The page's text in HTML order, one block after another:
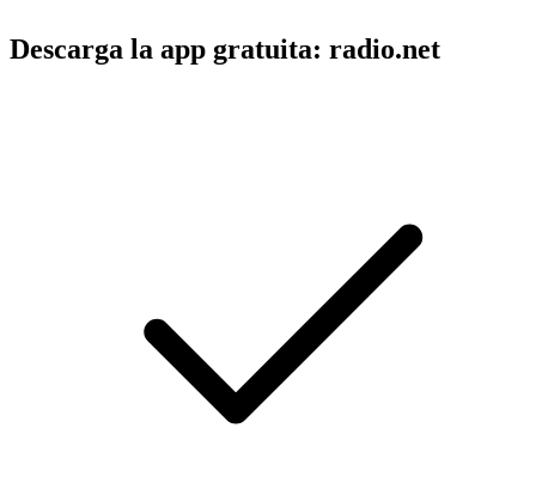
Descarga la app gratuita: radio.net